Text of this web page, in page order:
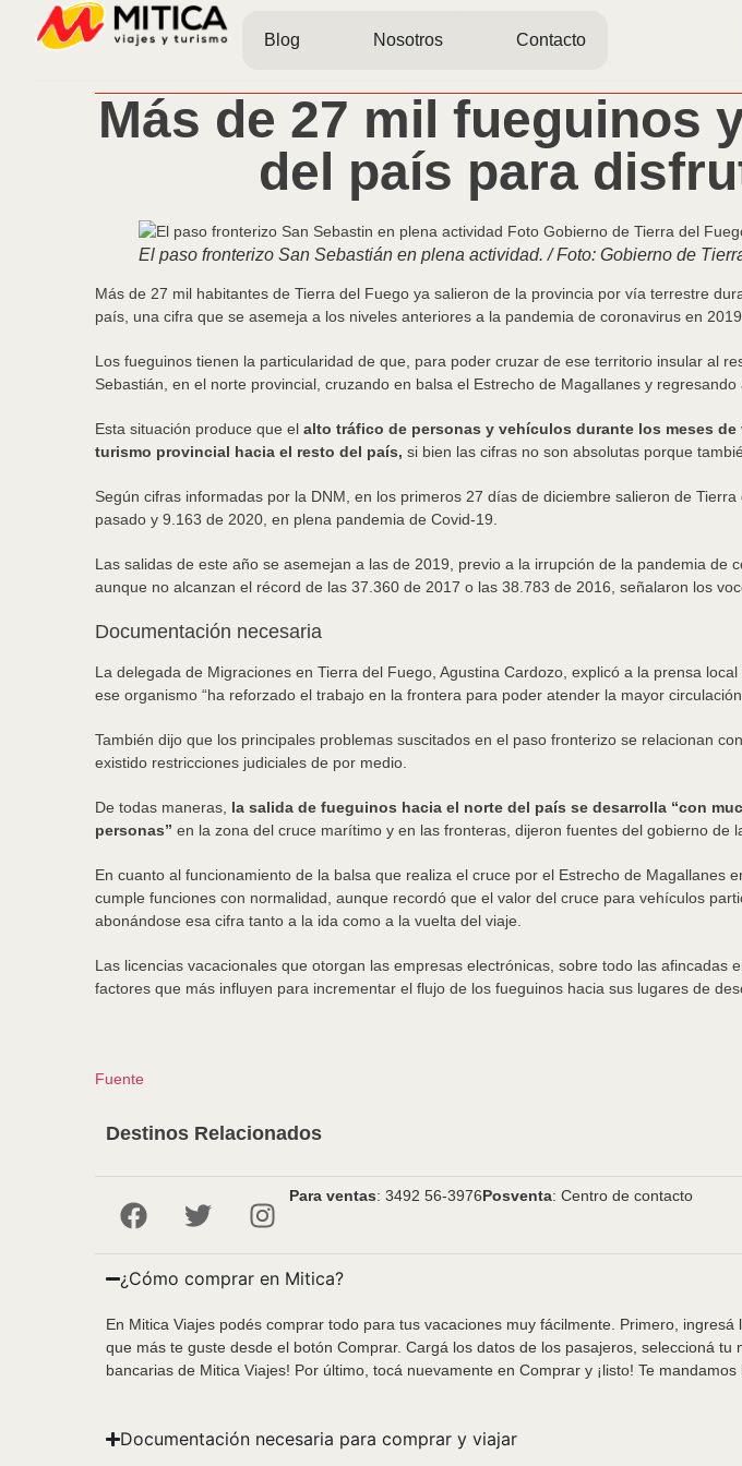
Blog Nosotros Contacto
Más de 27 mil fueguinos
del país para
El paso fronterizo San Sebastián en plena actividad. / Foto: Gobierno de
Más de 27 mil habitantes de Tierra del Fuego ya salieron de la provincia por vía terrestre
país, una cifra que se asemeja a los niveles anteriores a la pandemia de coronavirus en
Los fueguinos tienen la particularidad de que, para poder cruzar de ese territorio insular al
Sebastián, en el norte provincial, cruzando en balsa el Estrecho de Magallanes y
Esta situación produce que el alto tráfico de personas y vehículos durante los meses
turismo provincial hacia el resto del país, si bien las cifras no son absolutas porque
Según cifras informadas por la DNM, en los primeros 27 días de diciembre salieron de
pasado y 9.163 de 2020, en plena pandemia de Covid-19.
Las salidas de este año se asemejan a las de 2019, previo a la irrupción de la pandemia
aunque no alcanzan el récord de las 37.360 de 2017 o las 38.783 de 2016, señalaron los
Documentación necesaria
La delegada de Migraciones en Tierra del Fuego, Agustina Cardozo, explicó a la prensa local
ese organismo “ha reforzado el trabajo en la frontera para poder atender la mayor circulación
También dijo que los principales problemas suscitados en el paso fronterizo se relacionan
existido restricciones judiciales de por medio.
De todas maneras, la salida de fueguinos hacia el norte del país se desarrolla “con
personas” en la zona del cruce marítimo y en las fronteras, dijeron fuentes del gobierno de
En cuanto al funcionamiento de la balsa que realiza el cruce por el Estrecho de
cumple funciones con normalidad, aunque recordó que el valor del cruce para vehículos
abonándose esa cifra tanto a la ida como a la vuelta del viaje.
Las licencias vacacionales que otorgan las empresas electrónicas, sobre todo las
factores que más influyen para incrementar el flujo de los fueguinos hacia sus lugares de
Fuente
Destinos Relacionados
Para ventas: 3492 56-3976Posventa: Centro de contacto
¿Cómo comprar en Mitica?
En Mitica Viajes podés comprar todo para tus vacaciones muy fácilmente. Primero,
que más te guste desde el botón Comprar. Cargá los datos de los pasajeros, seleccioná
bancarias de Mitica Viajes! Por último, tocá nuevamente en Comprar y ¡listo! Te
Documentación necesaria para comprar y viajar